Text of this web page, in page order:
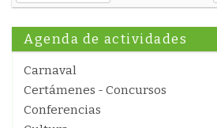
Agenda de actividades
Carnaval
Certámenes - Concursos
Conferencias